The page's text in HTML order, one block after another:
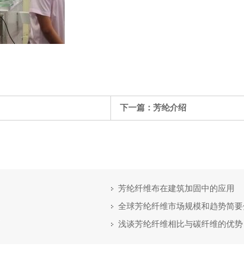
下一篇： 芳纶介绍
芳纶纤维布在建筑加固中的应用
全球芳纶纤维市场规模和趋势简
浅谈芳纶纤维相比与碳纤维的优势